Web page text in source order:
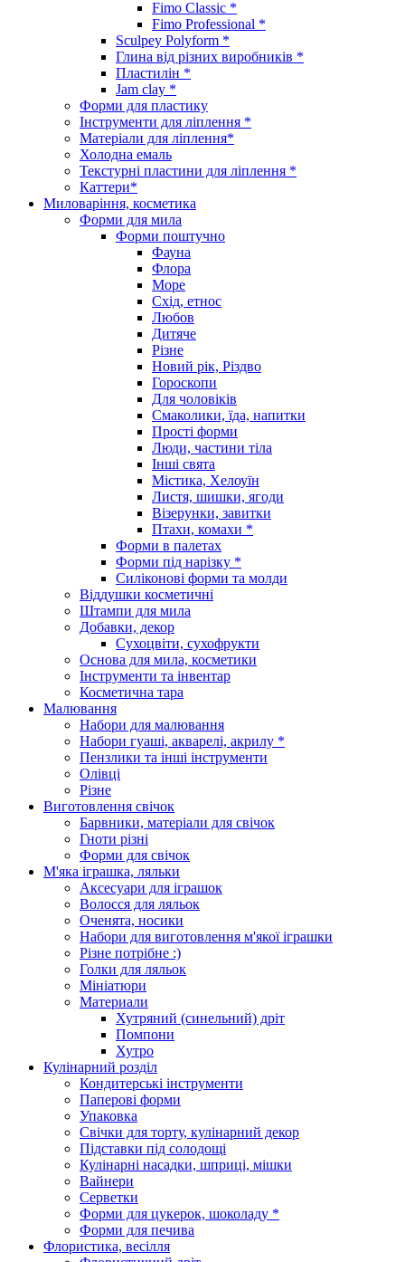
Fimo Classic *
Fimo Professional *
Sculpey Polyform *
Глина від різних виробників *
Пластилін *
Jam clay *
Форми для пластику
Інструменти для ліплення *
Матеріали для ліплення*
Холодна емаль
Текстурні пластини для ліплення *
Каттери*
Миловаріння, косметика
Форми для мила
Форми поштучно
Фауна
Флора
Море
Схід, етнос
Любов
Дитяче
Різне
Новий рік, Різдво
Гороскопи
Для чоловіків
Смаколики, їда, напитки
Прості форми
Люди, частини тіла
Інші свята
Містика, Хелоуїн
Листя, шишки, ягоди
Візерунки, завитки
Птахи, комахи *
Форми в палетах
Форми під нарізку *
Силіконові форми та молди
Віддушки косметичні
Штампи для мила
Добавки, декор
Сухоцвіти, сухофрукти
Основа для мила, косметики
Інструменти та інвентар
Косметична тара
Малювання
Набори для малювання
Набори гуаші, акварелі, акрилу *
Пензлики та інші інструменти
Олівці
Різне
Виготовлення свічок
Барвники, матеріали для свічок
Гноти різні
Форми для свічок
М'яка іграшка, ляльки
Аксесуари для іграшок
Волосся для ляльок
Оченята, носики
Набори для виготовлення м'якої іграшки
Різне потрібне :)
Голки для ляльок
Мініатюри
Материали
Хутряний (синельний) дріт
Помпони
Хутро
Кулінарний розділ
Кондитерські інструменти
Паперові форми
Упаковка
Свічки для торту, кулінарний декор
Підставки під солодощі
Кулінарні насадки, шприці, мішки
Вайнери
Серветки
Форми для цукерок, шоколаду *
Форми для печива
Флористика, весілля